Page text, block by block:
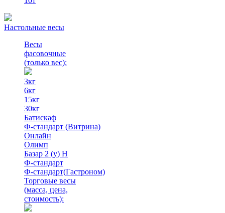
Настольные весы
Весы
фасовочные
(только вес):
3кг
6кг
15кг
30кг
Батискаф
Ф-стандарт (Витрина)
Онлайн
Олимп
Базар 2 (у) Н
Ф-стандарт
Ф-стандарт(Гастроном)
Торговые весы
(масса, цена,
стоимость):